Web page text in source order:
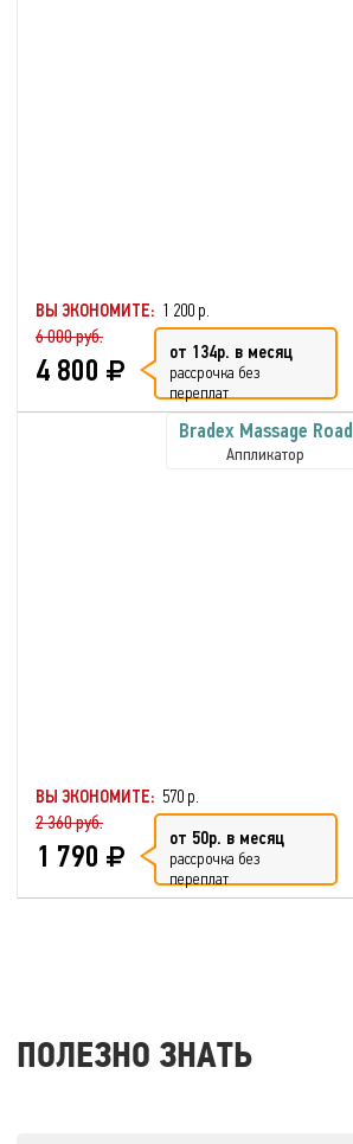
ВЫ ЭКОНОМИТЕ: 1 200 р.
6 000 руб.
4 800 от 134р. в месяц
рассрочка без
переплат
Bradex Massage Road
Аппликатор
ВЫ ЭКОНОМИТЕ: 570 р.
2 360 руб.
1 790 от 50р. в месяц
рассрочка без
переплат
ПОЛЕЗНО ЗНАТЬ